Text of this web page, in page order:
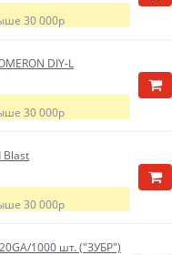
30 000р
DIY-L
30 000р
Blast
30 000р
1000 шт. ("ЗУБР")